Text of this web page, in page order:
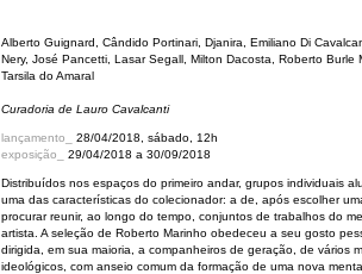
Alberto Guignard, Cândido Portinari, Djanira, Emiliano Di
Nery, José Pancetti, Lasar Segall, Milton Dacosta, Roberto Burle
Tarsila do Amaral
Curadoria de Lauro Cavalcanti
lançamento_ 28/04/2018, sábado, 12h
exposição_ 29/04/2018 a 30/09/2018
Distribuídos nos espaços do primeiro andar, grupos individuais
uma das características do colecionador: a de, após escolher
procurar reunir, ao longo do tempo, conjuntos de trabalhos do
artista. A seleção de Roberto Marinho obedeceu a seu gosto
dirigida, em sua maioria, a companheiros de geração, de vários
ideológicos, com anseio comum da formação de uma nova